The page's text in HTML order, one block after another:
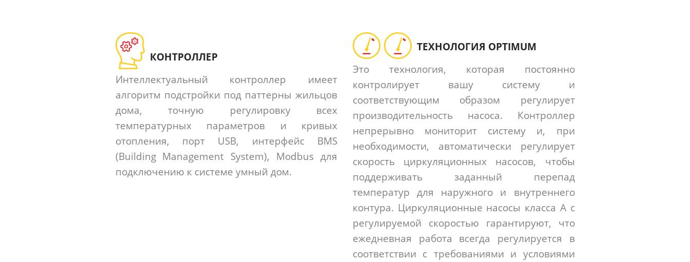
КОНТРОЛЛЕР
Интеллектуальный контроллер имеет
алгоритм подстройки под паттерны жильцов
дома, точную регулировку всех
температурных параметров и кривых
отопления, порт USB, интерфейс BMS
(Building Management System), Modbus для
подключению к системе умный дом.
ТЕХНОЛОГИЯ OPTIMUM
Это технология, которая постоянно
контролирует вашу систему и
соответствующим образом регулирует
производительность насоса. Контроллер
непрерывно мониторит систему и, при
необходимости, автоматически регулирует
скорость циркуляционных насосов, чтобы
поддерживать заданный перепад
температур для наружного и внутреннего
контура. Циркуляционные насосы класса A с
регулируемой скоростью гарантируют, что
ежедневная работа всегда регулируется в
соответствии с требованиями и условиями